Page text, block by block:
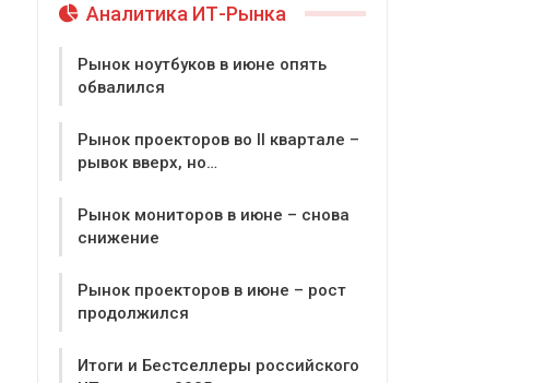
Аналитика ИТ-Рынка
Рынок ноутбуков в июне опять
обвалился
Рынок проекторов во II квартале –
рывок вверх, но…
Рынок мониторов в июне – снова
снижение
Рынок проекторов в июне – рост
продолжился
Итоги и Бестселлеры российского